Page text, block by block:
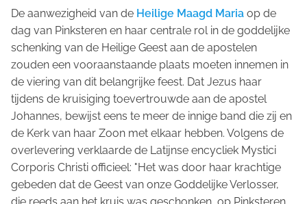
De aanwezigheid van de Heilige Maagd Maria op de
dag van Pinksteren en haar centrale rol in de goddelijke
schenking van de Heilige Geest aan de apostelen
zouden een vooraanstaande plaats moeten innemen in
de viering van dit belangrijke feest. Dat Jezus haar
tijdens de kruisiging toevertrouwde aan de apostel
Johannes, bewijst eens te meer de innige band die zij en
de Kerk van haar Zoon met elkaar hebben. Volgens de
overlevering verklaarde de Latijnse encycliek Mystici
Corporis Christi officieel: "Het was door haar krachtige
gebeden dat de Geest van onze Goddelijke Verlosser,